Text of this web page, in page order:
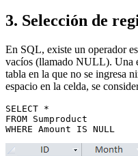
3. Selección de
En SQL, existe un operador
vacíos (llamado NULL). Una
tabla en la que no se ingresa
espacio en la celda, se
SELECT *
FROM Sumproduct